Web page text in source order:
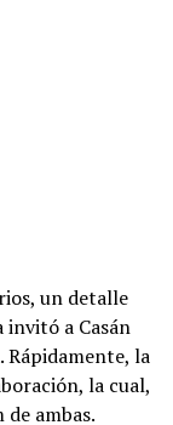
un detalle
invitó a Casán
Rápidamente, la
la cual,
ambas.